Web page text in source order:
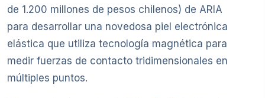
de 1.200 millones de pesos chilenos) de ARIA
para desarrollar una novedosa piel electrónica
elástica que utiliza tecnología magnética para
medir fuerzas de contacto tridimensionales en
múltiples puntos.